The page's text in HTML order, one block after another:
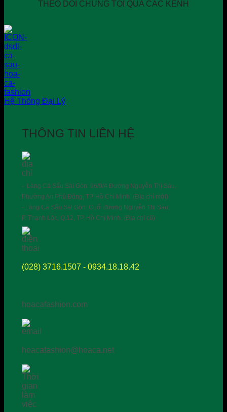
THEO DÕI CHÚNG TÔI QUA CÁC KÊNH
Hệ Thống Đại Lý
THÔNG TIN LIÊN HỆ
- Làng Cá Sấu Sài Gòn: 96/9/4 Đường Nguyễn Thị Sáu,
Phường An Phú Đông, TP. Hồ Chí Minh. (Địa chỉ mới)
- Làng Cá Sấu Sài Gòn: Cuối đường Nguyễn Thị Sáu,
P. Thạnh Lộc, Q.12, TP. Hồ Chí Minh. (Địa chỉ cũ)
(028) 3716.1507 - 0934.18.18.42
hoacafashion.com
hoacafashion@hoaca.net